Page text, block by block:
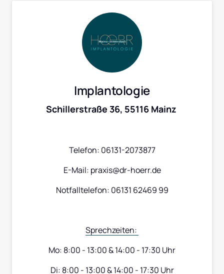
Implantologie
Schillerstraße 36, 55116 Mainz
Telefon: 06131-2073877
E-Mail: praxis@dr-hoerr.de
Notfalltelefon: 06131 62469 99
Sprechzeiten:
Mo: 8:00 - 13:00 & 14:00 - 17:30 Uhr
Di: 8:00 - 13:00 & 14:00 - 17:30 Uhr